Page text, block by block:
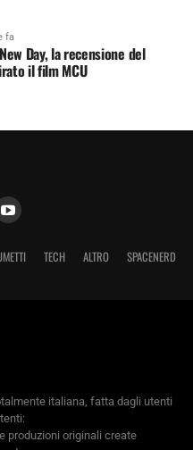
fa
Day, la recensione del
il film MCU
TECH ALTRO SPACENERD
italiana, fatta dagli utenti
produzioni originali create